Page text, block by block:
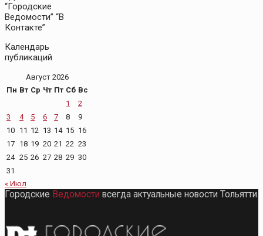
“Городские
Ведомости” “В
Контакте”
Календарь
публикаций
Август 2026
Пн Вт Ср Чт Пт Сб Вс
1
2
3
4 5 6 7 8
9
10 11 12 13 14 15 16
17 18 19 20 21 22 23
24 25 26 27 28 29 30
31
« Июл
Городские Ведомости всегда актуальные новости Тольятти